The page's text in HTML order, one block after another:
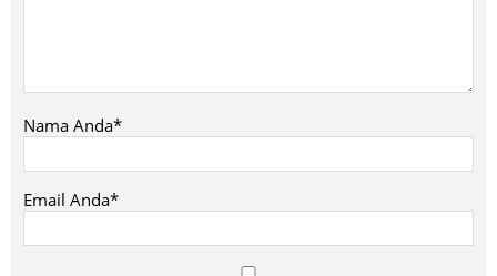
Nama Anda*
Email Anda*